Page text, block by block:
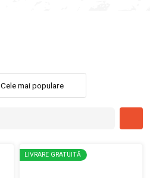
Cele mai populare
LIVRARE GRATUITĂ